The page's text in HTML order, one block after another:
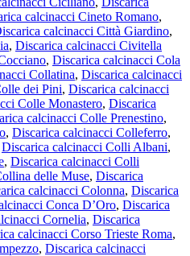
calcinacci Cineto Romano,
calcinacci Città Giardino,
, Discarica calcinacci Civitella
, Discarica calcinacci Cola
Collatina, Discarica calcinacci
dei Pini, Discarica calcinacci
Colle Monastero, Discarica
calcinacci Colle Prenestino,
, Discarica calcinacci Colleferro,
Discarica calcinacci Colli Albani,
, Discarica calcinacci Colli
delle Muse, Discarica
calcinacci Colonna, Discarica
Conca D’Oro, Discarica
Cornelia, Discarica
calcinacci Corso Trieste Roma,
, Discarica calcinacci